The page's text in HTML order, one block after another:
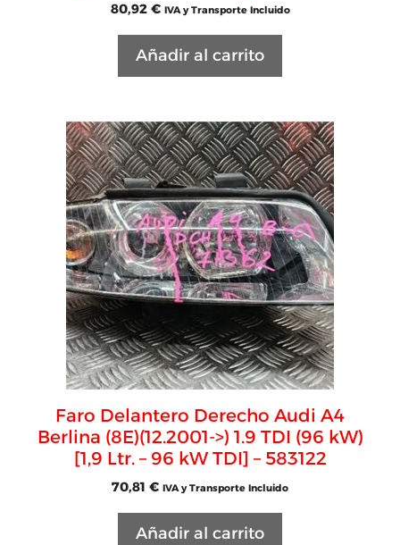
80,92 € IVA y Transporte Incluido
Añadir al carrito
Faro Delantero Derecho Audi A4
Berlina (8E)(12.2001->) 1.9 TDI (96 kW)
[1,9 Ltr. – 96 kW TDI] – 583122
70,81 € IVA y Transporte Incluido
Añadir al carrito